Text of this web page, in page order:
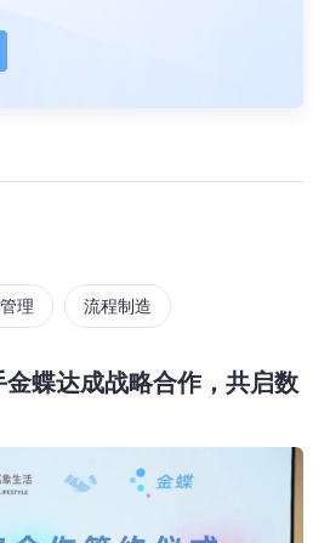
理 流程制造
蝶达成战略合作，共启数